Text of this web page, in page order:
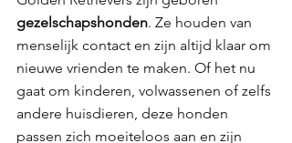
gezelschapshonden. Ze houden van
menselijk contact en zijn altijd klaar om
nieuwe vrienden te maken. Of het nu
gaat om kinderen, volwassenen of zelfs
andere huisdieren, deze honden
passen zich moeiteloos aan en zijn